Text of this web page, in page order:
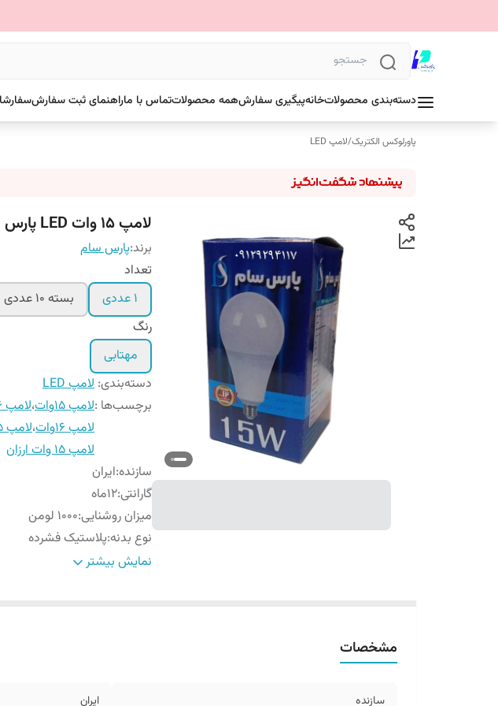
دسته‌بندی محصولاتخانهپیگیری سفارشهمه محصولاتتماس با ماراهنمای ثبت سفارش
پاورلوکس الکتریک/لامپ LED
لامپ ۱۵ وات LED پارس سام-گارانتی۱۲ماه
برند:پارس سام
تعداد
۱ عددی
بسته ۱۰ عددی
رنگ
مهتابی
دسته‌بندی: لامپ LED
برچسب‌ها :لامپ 15وات ،لامپ 16 وات استاندارد
لامپ 16وات
،لامپ ۱۵وات ایرانی
لامپ ۱۵ وات ارزان
سازنده:ایران
گارانتی:12ماه
میزان روشنایی:1۰۰۰ لومن
نوع بدنه:پلاستیک فشرده
ابعاد:15*8 سانت
نمایش بیشتر
مشخصات
سازنده ایران